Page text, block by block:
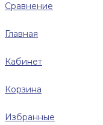
Сравнение
Главная
Кабинет
Корзина
Избранные